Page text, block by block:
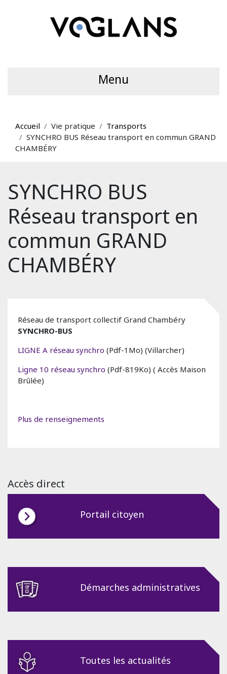
Menu
Accueil Vie pratique
Transports
SYNCHRO BUS Réseau transport en commun GRAND
CHAMBÉRY
SYNCHRO BUS
Réseau transport en
commun GRAND
CHAMBÉRY
Réseau de transport collectif Grand Chambéry
SYNCHRO-BUS
LIGNE A réseau synchro (Pdf-1Mo) (Villarcher)
Ligne 10 réseau synchro (Pdf-819Ko) ( Accès Maison
Brûlée)
Plus de renseignements
Accès direct
Portail citoyen
Démarches administratives
Toutes les actualités